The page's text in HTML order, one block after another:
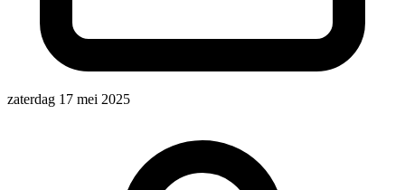
zaterdag 17 mei 2025